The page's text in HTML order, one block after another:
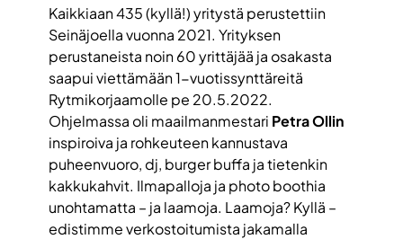
Kaikkiaan 435 (kyllä!) yritystä perustettiin
Seinäjoella vuonna 2021. Yrityksen
perustaneista noin 60 yrittäjää ja osakasta
saapui viettämään 1-vuotissynttäreitä
Rytmikorjaamolle pe 20.5.2022.
Ohjelmassa oli maailmanmestari Petra Ollin
inspiroiva ja rohkeuteen kannustava
puheenvuoro, dj, burger buffa ja tietenkin
kakkukahvit. Ilmapalloja ja photo boothia
unohtamatta – ja laamoja. Laamoja? Kyllä –
edistimme verkostoitumista jakamalla